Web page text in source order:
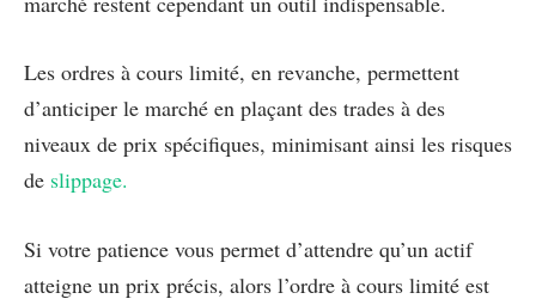
Les ordres à cours limité, en revanche, permettent
d’anticiper le marché en plaçant des trades à des
niveaux de prix spécifiques, minimisant ainsi les risques
de slippage.
Si votre patience vous permet d’attendre qu’un actif
atteigne un prix précis, alors l’ordre à cours limité est